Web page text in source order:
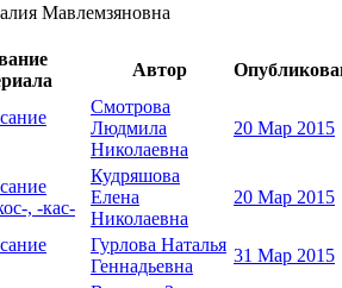
Мавлемзяновна
Автор
Смотрова
Людмила
Николаевна
20 Мар 2015
, -кас-
Кудряшова
Елена
Николаевна
20 Мар 2015
Гурлова Наталья
Геннадьевна
31 Мар 2015